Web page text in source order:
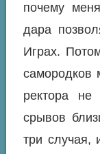
почему
дара
Играх.
самородков
ректора не
срывов
три случая,